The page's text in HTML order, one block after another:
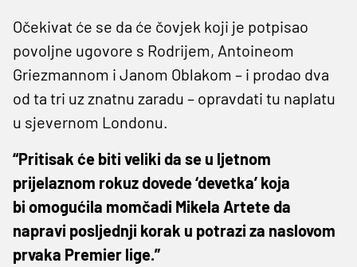
Očekivat će se da će čovjek koji je potpisao
povoljne ugovore s Rodrijem, Antoineom
Griezmannom i Janom Oblakom – i prodao dva
od ta tri uz znatnu zaradu – opravdati tu naplatu
u sjevernom Londonu.
“Pritisak će biti veliki da se u ljetnom
prijelaznom rokuz dovede ‘devetka’ koja
bi omogućila momčadi Mikela Artete da
napravi posljednji korak u potrazi za naslovom
prvaka Premier lige.”